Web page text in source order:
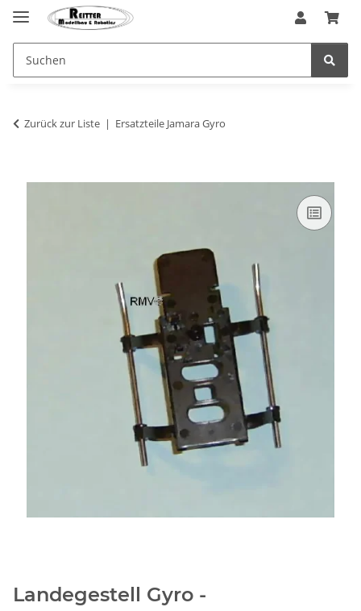
Zurück zur Liste Ersatzteile Jamara Gyro
Landegestell Gyro -